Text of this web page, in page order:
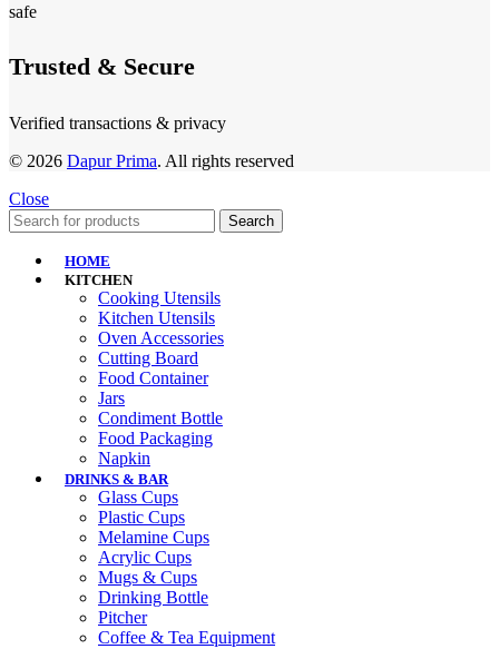
Trusted & Secure
Verified transactions & privacy
© 2026 Dapur Prima. All rights reserved
Close
Search
HOME
KITCHEN
Cooking Utensils
Kitchen Utensils
Oven Accessories
Cutting Board
Food Container
Jars
Condiment Bottle
Food Packaging
Napkin
DRINKS & BAR
Glass Cups
Plastic Cups
Melamine Cups
Acrylic Cups
Mugs & Cups
Drinking Bottle
Pitcher
Coffee & Tea Equipment